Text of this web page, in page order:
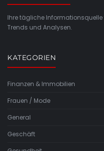
Ihre tägliche
Trends und Analysen.
KATEGORIEN
Finanzen & Immobilien
Frauen / Mode
General
Geschäft